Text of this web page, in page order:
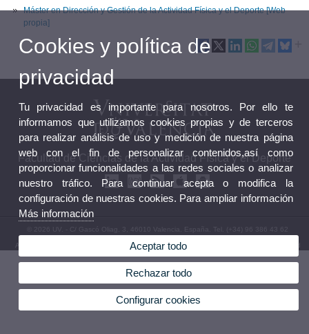
Máster en Dirección y Gestión de la Actividad Física y el Deporte [Web
propia]
Facultad de Ciencias de la Actividad Física y el Deporte
© 2026 UV. - C/ Gascó Oliag, 3, 46010 Valencia. España. Tel. (+34) 96 386 43 62
Aviso legal Política privacidad| Cookies Buzón Facultad
Cookies y política de
privacidad
Tu privacidad es importante para nosotros. Por ello te
informamos que utilizamos cookies propias y de terceros
para realizar análisis de uso y medición de nuestra página
web con el fin de personalizar contenidos,así como
proporcionar funcionalidades a las redes sociales o analizar
nuestro tráfico. Para continuar acepta o modifica la
configuración de nuestras cookies. Para ampliar información
Más información
Aceptar todo
Rechazar todo
Configurar cookies